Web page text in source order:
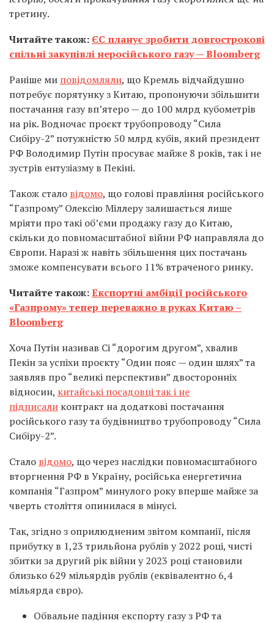
третину.
Читайте також: ЄС планує зробити довгострокові
спільні закупівлі неросійського газу — Bloomberg
Раніше ми повідомляли, що Кремль відчайдушно
потребує порятунку з Китаю, пропонуючи збільшити
постачання газу вп’ятеро — до 100 млрд кубометрів
на рік. Водночас проєкт трубопроводу “Сила
Сибіру-2” потужністю 50 млрд кубів, який президент
РФ Володимир Путін просуває майже 8 років, так і не
зустрів ентузіазму в Пекіні.
Також стало відомо, що голові правління російського
“Газпрому” Олексію Міллеру залишається лише
мріяти про такі об’єми продажу газу до Китаю,
скільки до повномасштабної війни РФ направляла до
Європи. Наразі ж навіть збільшення цих постачань
зможе компенсувати всього 11% втраченого ринку.
Читайте також:Експортні амбіції російського
«Газпрому» тепер переважно в руках Китаю –
Bloomberg
Хоча Путін називав Сі “дорогим другом”, хвалив
Пекін за успіхи проєкту “Один пояс — один шлях” та
заявляв про “великі перспективи” двосторонніх
відносин, китайські посадовці так і не
підписали контракт на додаткові постачання
російського газу та будівництво трубопроводу “Сила
Сибіру-2”.
Стало відомо, що через наслідки повномасштабного
вторгнення РФ в Україну, російська енергетична
компанія “Газпром” минулого року вперше майже за
чверть століття опинилася в мінусі.
Так, згідно з оприлюдненим звітом компанії, після
прибутку в 1,23 трильйона рублів у 2022 році, чисті
збитки за другий рік війни у ​​2023 році становили
близько 629 мільярдів рублів (еквівалентно 6,4
мільярда євро).
Обвальне падіння експорту газу з РФ та